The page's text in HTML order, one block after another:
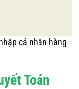
cá nhân hàng
Toán